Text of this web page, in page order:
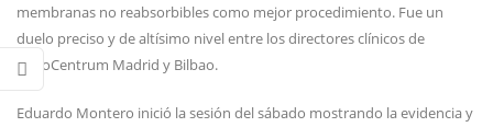
membranas no reabsorbibles como mejor procedimiento. Fue un
duelo preciso y de altísimo nivel entre los directores clínicos de
PerioCentrum Madrid y Bilbao.
Eduardo Montero inició la sesión del sábado mostrando la evidencia y